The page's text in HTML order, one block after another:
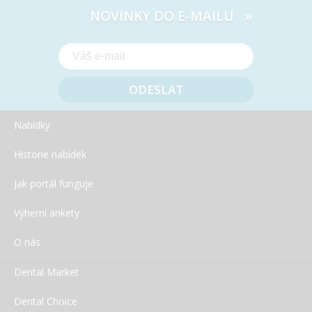
SDI – Speciální nabídka
NOVINKY DO E-MAILU »
Nabídky
Historie nabídek
Jak portál funguje
Výherní ankety
O nás
Dental Market
Dental Choice